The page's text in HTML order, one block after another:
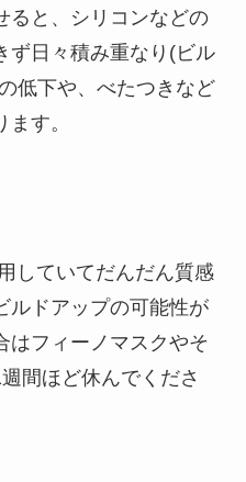
ると、シリコンなどの
ず日々積み重なり(ビル
低下や、べたつきなど
す。
していてだんだん質感
ルドアップの可能性が
はフィーノマスクやそ
間ほど休んでくださ